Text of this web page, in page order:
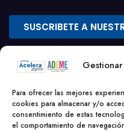
Para ofrecer las mejores
cookies para almacenar y/o
consentimiento de estas
el comportamiento de
SUSCRIBETE A